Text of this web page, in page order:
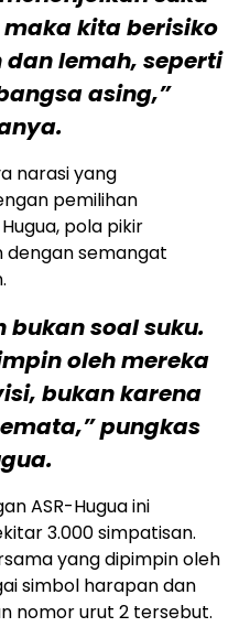
kita berisiko
lemah, seperti
asing,”
narasi yang
pemilihan
pola pikir
semangat
bukan soal suku.
oleh mereka
bukan karena
pungkas
ASR-Hugua ini
3.000 simpatisan.
yang dipimpin oleh
simbol harapan dan
nomor urut 2 tersebut.